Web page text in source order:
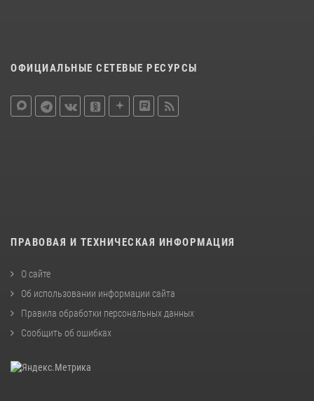
ОФИЦИАЛЬНЫЕ СЕТЕВЫЕ РЕСУРСЫ
ПРАВОВАЯ И ТЕХНИЧЕСКАЯ ИНФОРМАЦИЯ
О сайте
Об использовании информации сайта
Правила обработки персональных данных
Сообщить об ошибках